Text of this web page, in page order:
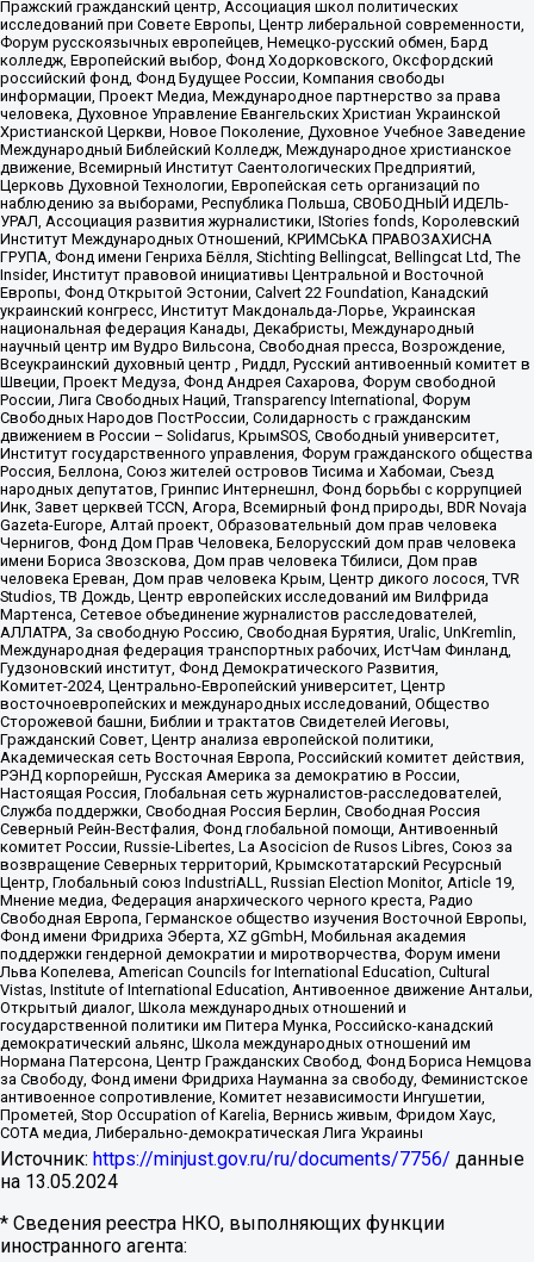
Пражский гражданский центр, Ассоциация школ политических
исследований при Совете Европы, Центр либеральной современности,
Форум русскоязычных европейцев, Немецко-русский обмен, Бард
колледж, Европейский выбор, Фонд Ходорковского, Оксфордский
российский фонд, Фонд Будущее России, Компания свободы
информации, Проект Медиа, Международное партнерство за права
человека, Духовное Управление Евангельских Христиан Украинской
Христианской Церкви, Новое Поколение, Духовное Учебное Заведение
Международный Библейский Колледж, Международное христианское
движение, Всемирный Институт Саентологических Предприятий,
Церковь Духовной Технологии, Европейская сеть организаций по
наблюдению за выборами, Республика Польша, СВОБОДНЫЙ ИДЕЛЬ-
УРАЛ, Ассоциация развития журналистики, IStories fonds, Королевский
Институт Международных Отношений, КРИМСЬКА ПРАВОЗАХИСНА
ГРУПА, Фонд имени Генриха Бёлля, Stichting Bellingcat, Bellingcat Ltd, The
Insider, Институт правовой инициативы Центральной и Восточной
Европы, Фонд Открытой Эстонии, Calvert 22 Foundation, Канадский
украинский конгресс, Институт Макдональда-Лорье, Украинская
национальная федерация Канады, Декабристы, Международный
научный центр им Вудро Вильсона, Свободная пресса, Возрождение,
Всеукраинский духовный центр , Риддл, Русский антивоенный комитет в
Швеции, Проект Медуза, Фонд Андрея Сахарова, Форум свободной
России, Лига Свободных Наций, Transparеncy International, Форум
Свободных Народов ПостРоссии, Солидарность с гражданским
движением в России – Solidarus, КрымSOS, Свободный университет,
Институт государственного управления, Форум гражданского общества
Россия, Беллона, Союз жителей островов Тисима и Хабомаи, Съезд
народных депутатов, Гринпис Интернешнл, Фонд борьбы с коррупцией
Инк, Завет церквей TCCN, Агора, Всемирный фонд природы, BDR Novaja
Gazeta-Europe, Алтай проект, Образовательный дом прав человека
Чернигов, Фонд Дом Прав Человека, Белорусский дом прав человека
имени Бориса Звозскова, Дом прав человека Тбилиси, Дом прав
человека Ереван, Дом прав человека Крым, Центр дикого лосося, TVR
Studios, ТВ Дождь, Центр европейских исследований им Вилфрида
Мартенса, Сетевое объединение журналистов расследователей,
АЛЛАТРА, За свободную Россию, Свободная Бурятия, Uralic, UnKremlin,
Международная федерация транспортных рабочих, ИстЧам Финланд,
Гудзоновский институт, Фонд Демократического Развития,
Комитет-2024, Центрально-Европейский университет, Центр
восточноевропейских и международных исследований, Общество
Сторожевой башни, Библии и трактатов Свидетелей Иеговы,
Гражданский Совет, Центр анализа европейской политики,
Академическая сеть Восточная Европа, Российский комитет действия,
РЭНД корпорейшн, Русская Америка за демократию в России,
Настоящая Россия, Глобальная сеть журналистов-расследователей,
Служба поддержки, Свободная Россия Берлин, Свободная Россия
Северный Рейн-Вестфалия, Фонд глобальной помощи, Антивоенный
комитет России, Russie-Libertes, La Asocicion de Rusos Libres, Союз за
возвращение Северных территорий, Крымскотатарский Ресурсный
Центр, Глобальный союз IndustriALL, Russian Election Monitor, Article 19,
Мнение медиа, Федерация анархического черного креста, Радио
Свободная Европа, Германское общество изучения Восточной Европы,
Фонд имени Фридриха Эберта, XZ gGmbH, Мобильная академия
поддержки гендерной демократии и миротворчества, Форум имени
Льва Копелева, American Councils for International Education, Cultural
Vistas, Institute of International Education, Антивоенное движение Антальи,
Открытый диалог, Школа международных отношений и
государственной политики им Питера Мунка, Российско-канадский
демократический альянс, Школа международных отношений им
Нормана Патерсона, Центр Гражданских Свобод, Фонд Бориса Немцова
за Свободу, Фонд имени Фридриха Науманна за свободу, Феминистское
антивоенное сопротивление, Комитет независимости Ингушетии,
Прометей, Stop Occupation of Karelia, Вернись живым, Фридом Хаус,
СОТА медиа, Либерально-демократическая Лига Украины
Источник: https://minjust.gov.ru/ru/documents/7756/ данные
на 13.05.2024
* Сведения реестра НКО, выполняющих функции
иностранного агента: